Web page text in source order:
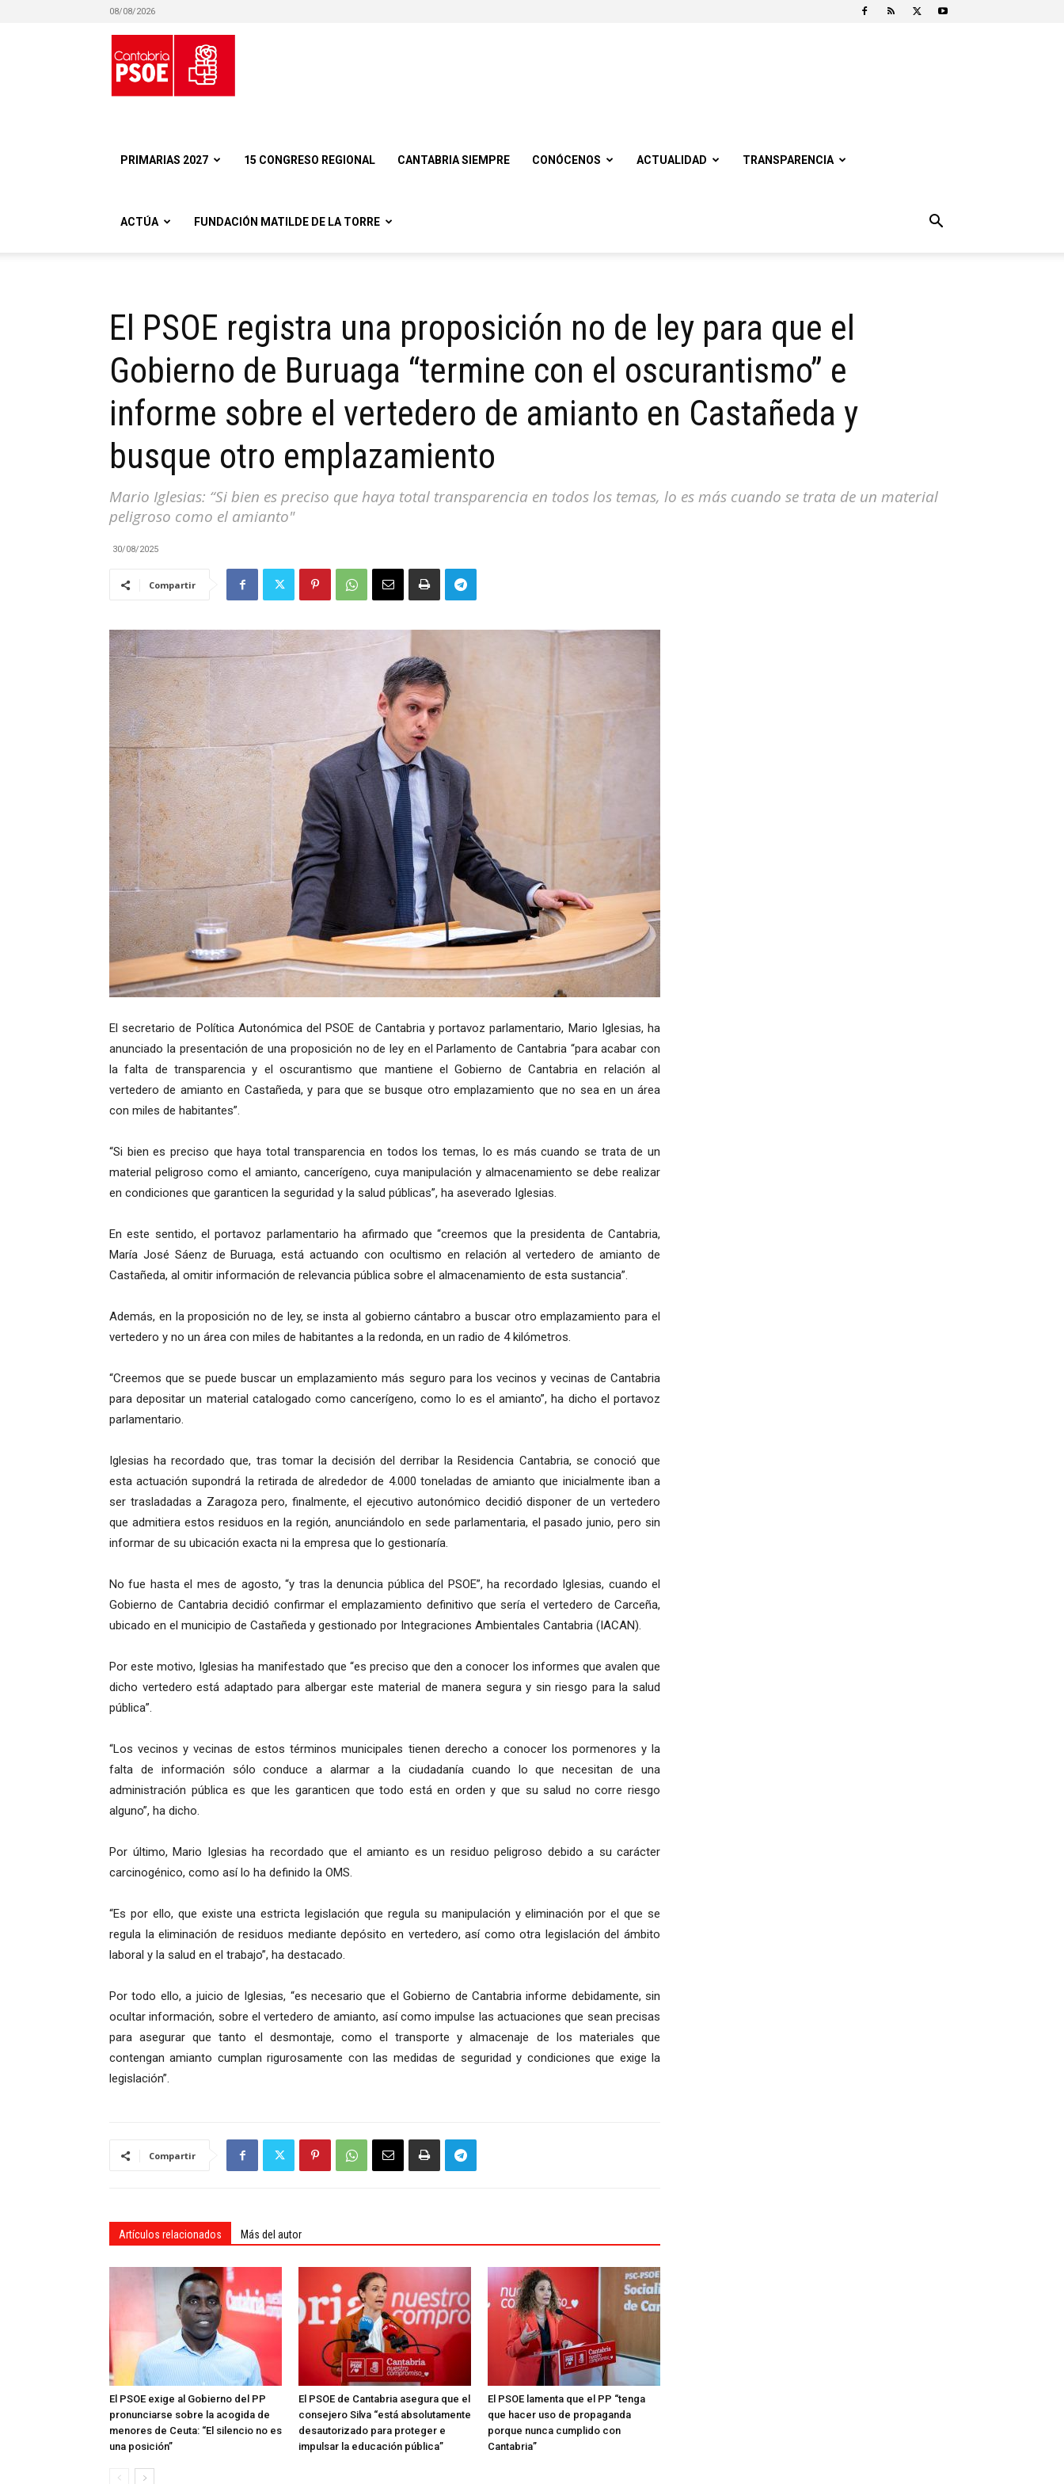
08/08/2026
Español
PRIMARIAS 2027 15 CONGRESO REGIONAL CANTABRIA SIEMPRE CONÓCENOS ACTUALIDAD TRANSPARENCIA
ACTÚA FUNDACIÓN MATILDE DE LA TORRE
El PSOE registra una proposición no de ley para que el
Gobierno de Buruaga “termine con el oscurantismo” e
informe sobre el vertedero de amianto en Castañeda y
busque otro emplazamiento
Mario Iglesias: “Si bien es preciso que haya total transparencia en todos los temas, lo es más cuando se trata de un material
peligroso como el amianto"
30/08/2025
Compartir
El secretario de Política Autonómica del PSOE de Cantabria y portavoz parlamentario, Mario Iglesias, ha
anunciado la presentación de una proposición no de ley en el Parlamento de Cantabria “para acabar con
la falta de transparencia y el oscurantismo que mantiene el Gobierno de Cantabria en relación al
vertedero de amianto en Castañeda, y para que se busque otro emplazamiento que no sea en un área
con miles de habitantes”.
“Si bien es preciso que haya total transparencia en todos los temas, lo es más cuando se trata de un
material peligroso como el amianto, cancerígeno, cuya manipulación y almacenamiento se debe realizar
en condiciones que garanticen la seguridad y la salud públicas”, ha aseverado Iglesias.
En este sentido, el portavoz parlamentario ha afirmado que “creemos que la presidenta de Cantabria,
María José Sáenz de Buruaga, está actuando con ocultismo en relación al vertedero de amianto de
Castañeda, al omitir información de relevancia pública sobre el almacenamiento de esta sustancia”.
Además, en la proposición no de ley, se insta al gobierno cántabro a buscar otro emplazamiento para el
vertedero y no un área con miles de habitantes a la redonda, en un radio de 4 kilómetros.
“Creemos que se puede buscar un emplazamiento más seguro para los vecinos y vecinas de Cantabria
para depositar un material catalogado como cancerígeno, como lo es el amianto”, ha dicho el portavoz
parlamentario.
Iglesias ha recordado que, tras tomar la decisión del derribar la Residencia Cantabria, se conoció que
esta actuación supondrá la retirada de alrededor de 4.000 toneladas de amianto que inicialmente iban a
ser trasladadas a Zaragoza pero, finalmente, el ejecutivo autonómico decidió disponer de un vertedero
que admitiera estos residuos en la región, anunciándolo en sede parlamentaria, el pasado junio, pero sin
informar de su ubicación exacta ni la empresa que lo gestionaría.
No fue hasta el mes de agosto, “y tras la denuncia pública del PSOE”, ha recordado Iglesias, cuando el
Gobierno de Cantabria decidió confirmar el emplazamiento definitivo que sería el vertedero de Carceña,
ubicado en el municipio de Castañeda y gestionado por Integraciones Ambientales Cantabria (IACAN).
Por este motivo, Iglesias ha manifestado que “es preciso que den a conocer los informes que avalen que
dicho vertedero está adaptado para albergar este material de manera segura y sin riesgo para la salud
pública”.
“Los vecinos y vecinas de estos términos municipales tienen derecho a conocer los pormenores y la
falta de información sólo conduce a alarmar a la ciudadanía cuando lo que necesitan de una
administración pública es que les garanticen que todo está en orden y que su salud no corre riesgo
alguno”, ha dicho.
Por último, Mario Iglesias ha recordado que el amianto es un residuo peligroso debido a su carácter
carcinogénico, como así lo ha definido la OMS.
“Es por ello, que existe una estricta legislación que regula su manipulación y eliminación por el que se
regula la eliminación de residuos mediante depósito en vertedero, así como otra legislación del ámbito
laboral y la salud en el trabajo”, ha destacado.
Por todo ello, a juicio de Iglesias, “es necesario que el Gobierno de Cantabria informe debidamente, sin
ocultar información, sobre el vertedero de amianto, así como impulse las actuaciones que sean precisas
para asegurar que tanto el desmontaje, como el transporte y almacenaje de los materiales que
contengan amianto cumplan rigurosamente con las medidas de seguridad y condiciones que exige la
legislación”.
Compartir
Artículos relacionados Más del autor
El PSOE exige al Gobierno del PP
pronunciarse sobre la acogida de
menores de Ceuta: “El silencio no es
una posición”
El PSOE de Cantabria asegura que el
consejero Silva “está absolutamente
desautorizado para proteger e
impulsar la educación pública”
El PSOE lamenta que el PP “tenga
que hacer uso de propaganda
porque nunca cumplido con
Cantabria”